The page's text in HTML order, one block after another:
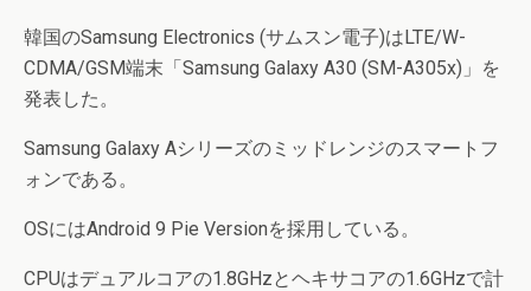
韓国のSamsung Electronics (サムスン電子)はLTE/W-
CDMA/GSM端末「Samsung Galaxy A30 (SM-A305x)」を
発表した。
Samsung Galaxy Aシリーズのミッドレンジのスマートフ
ォンである。
OSにはAndroid 9 Pie Versionを採用している。
CPUはデュアルコアの1.8GHzとヘキサコアの1.6GHzで計